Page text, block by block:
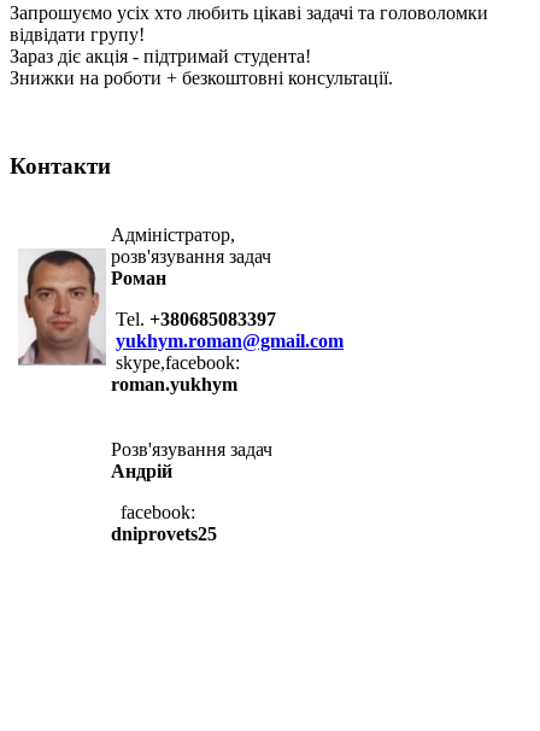
Запрошуємо усіх хто любить цікаві задачі та головоломки
відвідати групу!
Зараз діє акція - підтримай студента!
Знижки на роботи + безкоштовні консультації.
Контакти
Адміністратор,
розв'язування задач
Роман
Tel. +380685083397
yukhym.roman@gmail.com
skype,facebook:
roman.yukhym
Розв'язування задач
Андрій
facebook:
dniprovets25